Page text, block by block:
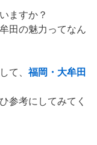
ますか？
田の魅力ってなん
て、福岡・大牟田
参考にしてみてく